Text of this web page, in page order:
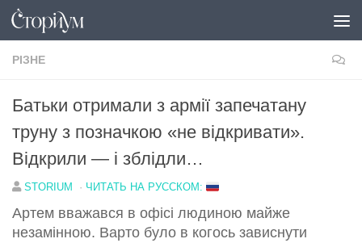
Перейти до вмісту
РІЗНЕ
Батьки отримали з армії запечатану
труну з позначкою «не відкривати».
Відкрили — і зблідли…
STORIUM · ЧИТАТЬ НА РУССКОМ:
Артем вважався в офісі людиною майже
незамінною. Варто було в когось зависнути